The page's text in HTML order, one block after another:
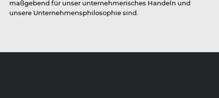
maßgebend für unser unternehmerisches Handeln und
unsere Unternehmensphilosophie sind.